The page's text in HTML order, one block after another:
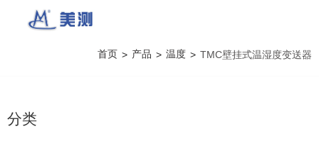
首页 > 产品 > 温度 > TMC壁挂式温湿度变送器
分类